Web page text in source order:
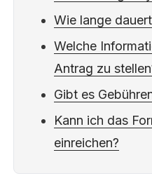
Wie lange
Welche
Antrag zu
Gibt es
Kann ich das
einreichen?